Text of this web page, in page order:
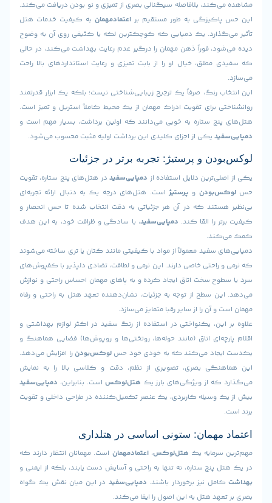
بلافاصله سیگنالی بصری از تمیزی و نو بودن دریافت می‌کند.
به طور مستقیم بر اعتماد‌مهمانبه کیفیت خدمات هتل
یک دمپایی که کوچکترین لکه یا کثیفی روی آن به وضوح
فوراً ذهن مهمان را درگیر عدم رعایت بهداشت می‌کند، در حالی
خیال او را از بابت تمیزی و رعایت استانداردهای بالا راحت
رنگ، صرفاً یک ترجیح زیبایی‌شناختی نیست؛ بلکه یک ابزار قدرتمند
برای تقویت ادراک مهمان از یک محیط کاملاً استریل و تمیز است.
ستاره به خوبی می‌دانند که اولین برداشت، بسیار مهم است و
یکی از اجزای کلیدی این برداشت اولیه مثبت محسوب می‌شود.
و پرستیژ: تجربه برتر در جزئیات
دلایل استفاده ازدمپایی‌سفیددر هتل‌های پنج ستاره، تقویت
و پرستیژاست. هتل‌های درجه یک به دنبال ارائه تجربه‌ای
که در آن هر جزئیاتی به دقت انتخاب شده تا حس انحصار و
را القا کند. دمپایی‌سفید، با سادگی و ظرافت خود، به این هدف
سفید معمولاً از مواد با کیفیتی مانند کتان یا تری ساخته می‌شوند
خاصی دارند. این نرمی و لطافت، تضادی دلپذیر با کفپوش‌های
سخت اتاق ایجاد کرده و به پاهای مهمان احساس راحتی و نوازش
سطح از توجه به جزئیات، نشان‌دهنده تعهد هتل به راحتی و رفاه
آن را از سایر رقبا متمایز می‌سازد.
یکنواختی در استفاده از رنگ سفید در اکثر لوازم بهداشتی و
اتاق (مانند حوله‌ها، روتختی‌ها و روپوش‌ها) فضایی هماهنگ و
می‌کند که به خودی خود حس لوکس‌بودنرا افزایش می‌دهد.
بصری، تصویری از نظم، دقت و کلاسی بالا را به نمایش
از ویژگی‌های بارز یکهتل‌لوکس است. بنابراین،دمپایی‌سفید
وسیله کاربردی، یک عنصر تکمیل‌کننده در طراحی داخلی و تقویت
مهمان: ستونی اساسی در هتلداری
یکهتل‌لوکس ،اعتماد‌مهماناست. مهمانان انتظار دارند که
ستاره، نه تنها به راحتی و آسایش دست یابند، بلکه از ایمنی و
نیز برخوردار باشند. دمپایی‌سفیددر این میان نقش یک گواه
هتل به این اصول را ایفا می‌کند.